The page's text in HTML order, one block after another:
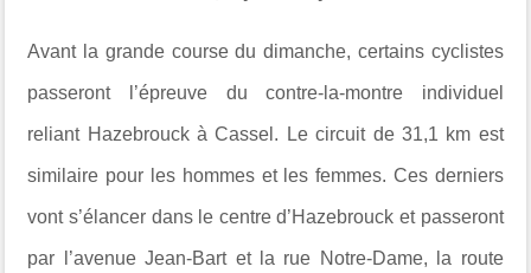
Avant la grande course du dimanche, certains cyclistes
passeront l’épreuve du contre-la-montre individuel
reliant Hazebrouck à Cassel. Le circuit de 31,1 km est
similaire pour les hommes et les femmes. Ces derniers
vont s’élancer dans le centre d’Hazebrouck et passeront
par l’avenue Jean-Bart et la rue Notre-Dame, la route